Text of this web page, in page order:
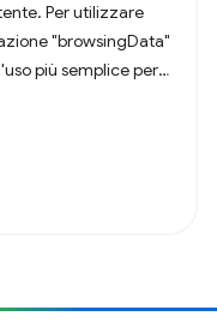
Per utilizzare
"browsingData"
più semplice per